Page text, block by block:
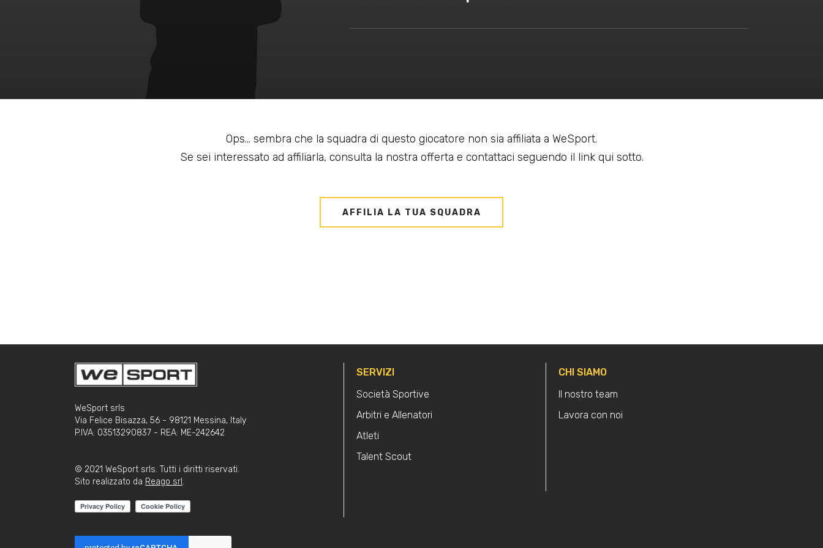
Ops... sembra che la squadra di questo giocatore non sia affiliata a WeSport.
Se sei interessato ad affiliarla, consulta la nostra offerta e contattaci seguendo il link qui sotto.
AFFILIA LA TUA SQUADRA
WeSport srls
Via Felice Bisazza, 56 - 98121 Messina, Italy
P.IVA: 03513290837 - REA: ME-242642
© 2021 WeSport srls. Tutti i diritti riservati.
Sito realizzato da Reago srl .
SERVIZI
Società Sportive
Arbitri e Allenatori
Atleti
Talent Scout
CHI SIAMO
Il nostro team
Lavora con noi